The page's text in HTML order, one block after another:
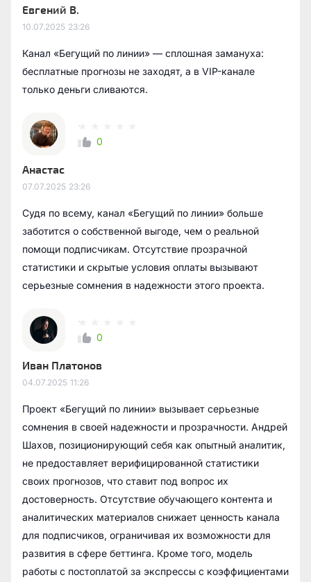
Евгений В.
10.07.2025 23:26
Канал «Бегущий по линии» — сплошная замануха:
бесплатные прогнозы не заходят, а в VIP-канале
только деньги сливаются.
0
Анастас
07.07.2025 23:26
Судя по всему, канал «Бегущий по линии» больше
заботится о собственной выгоде, чем о реальной
помощи подписчикам. Отсутствие прозрачной
статистики и скрытые условия оплаты вызывают
серьезные сомнения в надежности этого проекта.
0
Иван Платонов
04.07.2025 11:26
Проект «Бегущий по линии» вызывает серьезные
сомнения в своей надежности и прозрачности. Андрей
Шахов, позиционирующий себя как опытный аналитик,
не предоставляет верифицированной статистики
своих прогнозов, что ставит под вопрос их
достоверность. Отсутствие обучающего контента и
аналитических материалов снижает ценность канала
для подписчиков, ограничивая их возможности для
развития в сфере беттинга. Кроме того, модель
работы с постоплатой за экспрессы с коэффициентами